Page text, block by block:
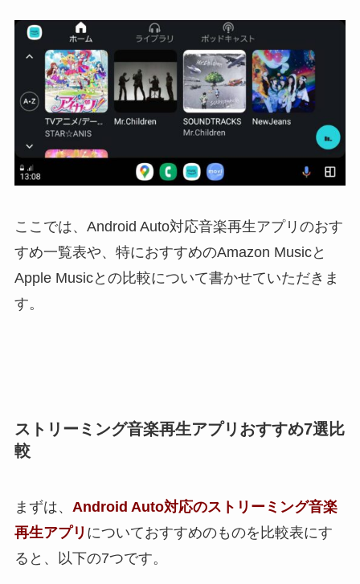
ここでは、Android Auto対応音楽再生アプリのおす
すめ一覧表や、特におすすめのAmazon Musicと
Apple Musicとの比較について書かせていただきま
す。
ストリーミング音楽再生アプリおすすめ7選比
較
まずは、 Android Auto対応のストリーミング音楽
再生アプリ についておすすめのものを比較表にす
ると、以下の7つです。